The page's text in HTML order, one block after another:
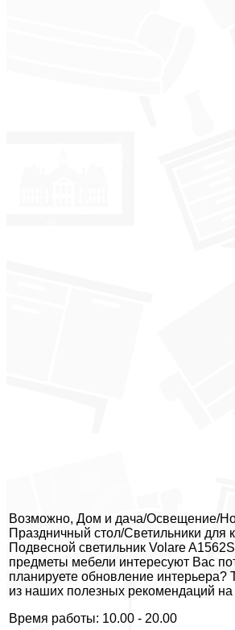
Возможно, Дом и дача/Освещение/
Праздничный стол/Светильники для
Подвесной светильник Volare
предметы мебели интересуют Вас
планируете обновление интерьера?
из наших полезных рекомендаций на
Время работы: 10.00 - 20.00